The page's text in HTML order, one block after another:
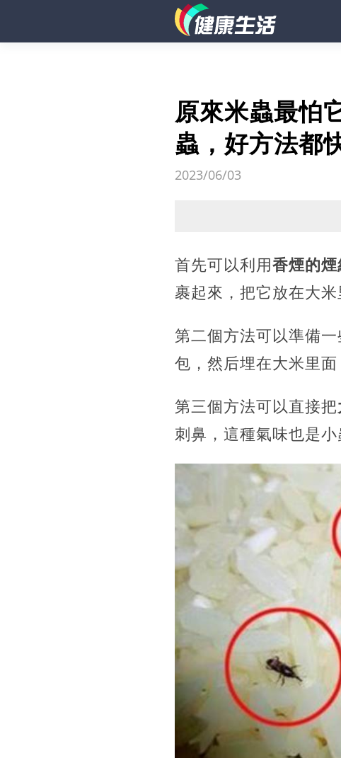
原來米蟲最怕
蟲，好方法都
2023/06/03
首先可以利用 香煙的
裹起來，把它放在大米
第二個方法可以準備一
包，然后埋在大米里
第三個方法可以直接把
刺鼻，這種氣味也是